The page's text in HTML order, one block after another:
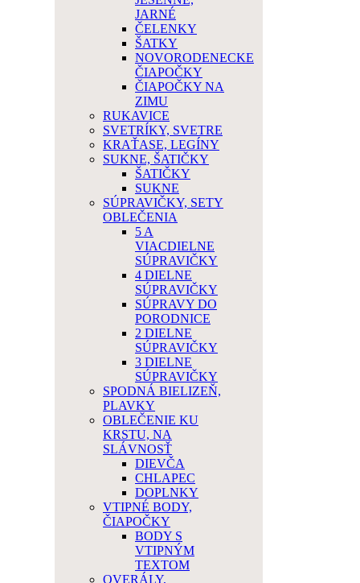
JARNÉ
ČELENKY
ŠATKY
NOVORODENECKE
ČIAPOČKY
ČIAPOČKY NA
ZIMU
RUKAVICE
SVETRÍKY, SVETRE
KRAŤASE, LEGÍNY
SUKNE, ŠATIČKY
ŠATIČKY
SUKNE
SÚPRAVIČKY, SETY
OBLEČENIA
5 A
VIACDIELNE
SÚPRAVIČKY
4 DIELNE
SÚPRAVIČKY
SÚPRAVY DO
PORODNICE
2 DIELNE
SÚPRAVIČKY
3 DIELNE
SÚPRAVIČKY
SPODNÁ BIELIZEŇ,
PLAVKY
OBLEČENIE KU
KRSTU, NA
SLÁVNOSŤ
DIEVČA
CHLAPEC
DOPLNKY
VTIPNÉ BODY,
ČIAPOČKY
BODY S
VTIPNÝM
TEXTOM
OVERÁLY,